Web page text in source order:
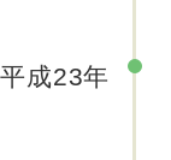
平成23年